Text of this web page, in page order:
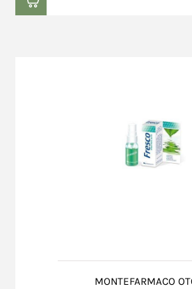
MONTEFARMACO